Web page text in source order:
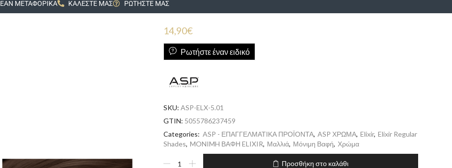
ΜΕΤΑΦΟΡΙΚΑ ΚΑΛΕΣΤΕ ΜΑΣ ΡΩΤΗΣΤΕ ΜΑΣ
14,90€
Ρωτήστε έναν ειδικό
SKU: ASP-ELX-5.01
GTIN: 5055786237459
Categories: ASP - ΕΠΑΓΓΕΛΜΑΤΙΚΑ ΠΡΟΪΟΝΤΑ, ASP ΧΡΩΜΑ, Elixir, Elixir Regular
Shades, MONIMH ΒΑΦΗ ELIXIR, Μαλλιά, Μόνιμη Βαφή, Χρώμα
Προσθήκη στο καλάθι